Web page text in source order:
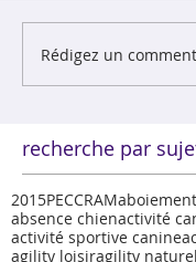
Rédigez un
recherche par
2015PECCRAMaboiement
absence chienactivité
activité sportive canine
agility loisiragility naturel